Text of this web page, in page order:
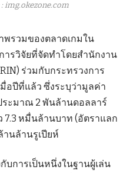
img.okezone.com
พรวมของตลาดเกมใน
ารวิจัยที่จัดทำโดยสำนักงาน
ร่วมกับกระทรวงการ
อปีที่แล้ว ซึ่งระบุว่ามูลค่า
ระมาณ 2 พันล้านดอลลาร์
7.3 หมื่นล้านบาท (อัตราแลก
านล้านรูเปียห์
บการเป็นหนึ่งในฐานผู้เล่น